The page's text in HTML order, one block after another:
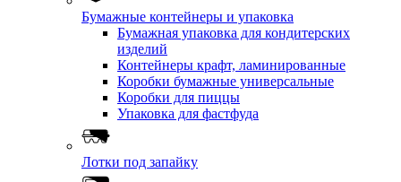
Бумажные контейнеры и упаковка
Бумажная упаковка для кондитерских
изделий
Контейнеры крафт, ламинированные
Коробки бумажные универсальные
Коробки для пиццы
Упаковка для фастфуда
Лотки под запайку